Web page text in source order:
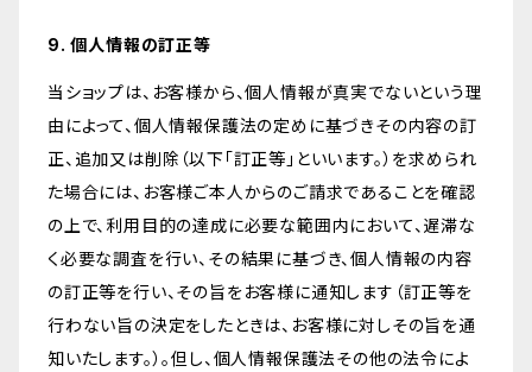
9. 個人情報の訂正等
当ショップは、お客様から、個人情報が真実でないという理
由によって、個人情報保護法の定めに基づきその内容の訂
正、追加又は削除（以下「訂正等」といいます。）を求められ
た場合には、お客様ご本人からのご請求であることを確認
の上で、利用目的の達成に必要な範囲内において、遅滞な
く必要な調査を行い、その結果に基づき、個人情報の内容
の訂正等を行い、その旨をお客様に通知します（訂正等を
行わない旨の決定をしたときは、お客様に対しその旨を通
知いたします。）。但し、個人情報保護法その他の法令によ